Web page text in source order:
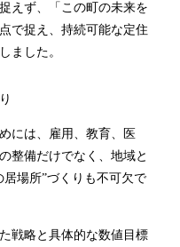
えず、「この町の未来を
で捉え、持続可能な定住
ました。
には、雇用、教育、医
整備だけでなく、地域と
場所”づくりも不可欠で
戦略と具体的な数値目標